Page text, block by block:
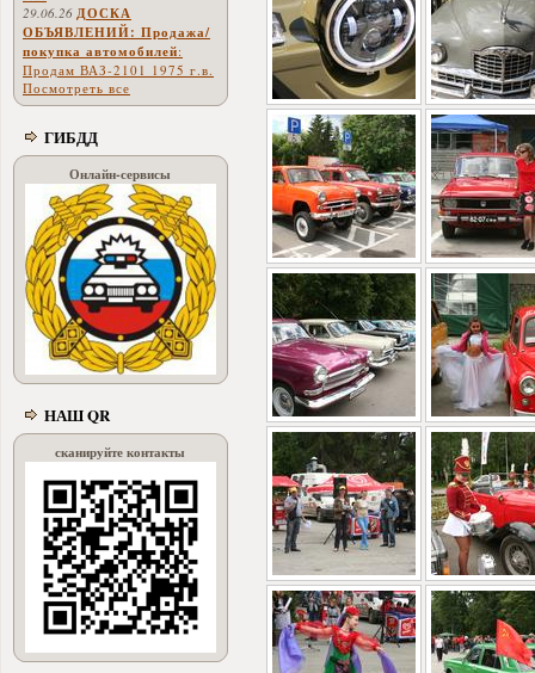
29.06.26 ДОСКА
ОБЪЯВЛЕНИЙ: Продажа/
покупка автомобилей:
Продам ВАЗ-2101 1975 г.в.
Посмотреть все
ГИБДД
Онлайн-сервисы
НАШ QR
сканируйте контакты